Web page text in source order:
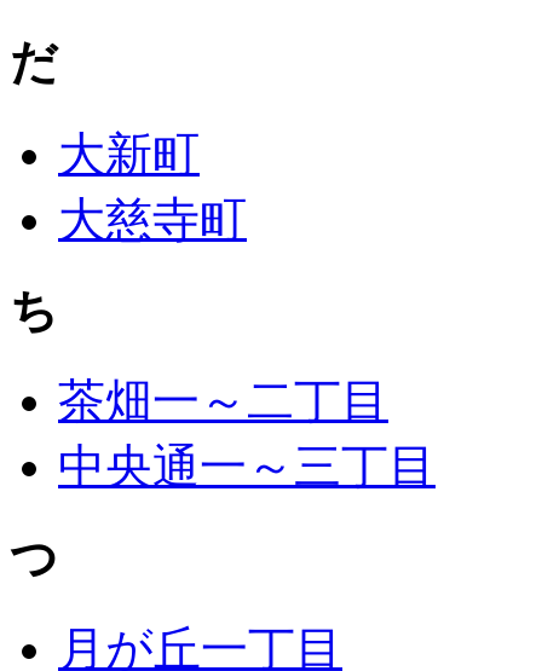
だ
大新町
大慈寺町
ち
茶畑一～二丁目
中央通一～三丁目
つ
月が丘一丁目